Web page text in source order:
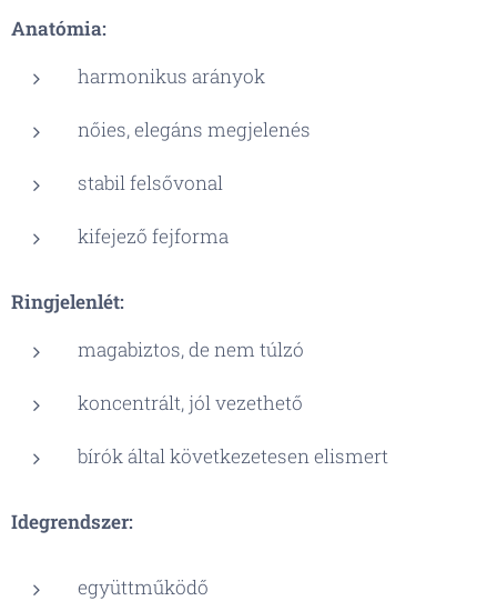
Anatómia:
harmonikus arányok
nőies, elegáns megjelenés
stabil felsővonal
kifejező fejforma
Ringjelenlét:
magabiztos, de nem túlzó
koncentrált, jól vezethető
bírók által következetesen elismert
Idegrendszer:
együttműködő